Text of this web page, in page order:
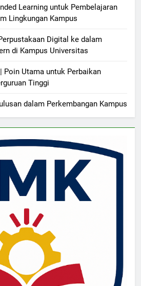
Learning untuk Pembelajaran
Lingkungan Kampus
Digital ke dalam
di Kampus Universitas
Poin Utama untuk Perbaikan
Tinggi
dalam Perkembangan Kampus